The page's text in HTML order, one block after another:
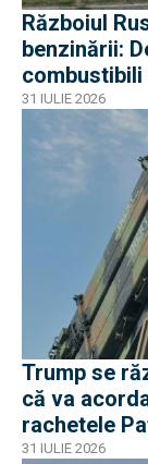
Războiul
benzinării:
31 IULIE 2026
Trump se
că va
rachetele
31 IULIE 2026